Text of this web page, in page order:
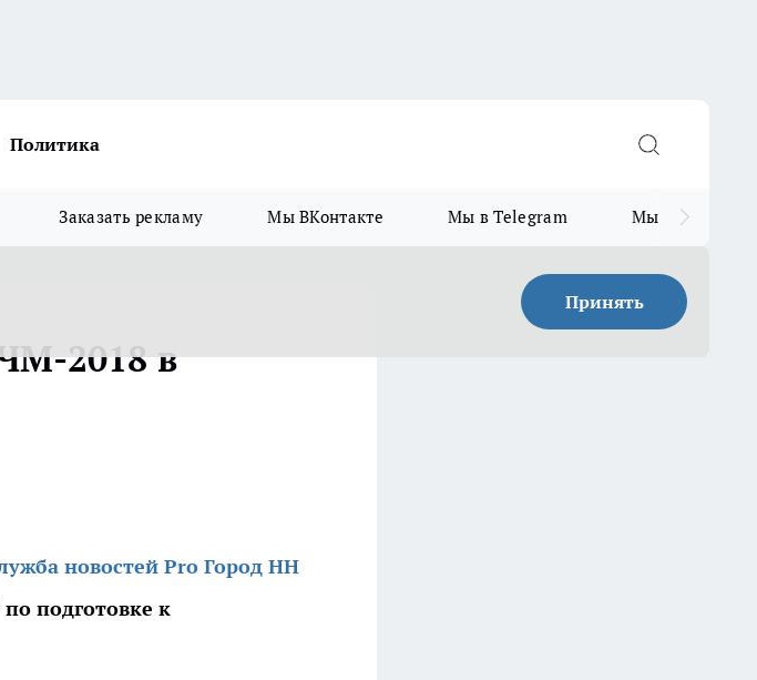
Политика
Заказать рекламу Мы ВКонтакте Мы в Telegram Мы в MAX
Принять
2018 в
новостей Pro Город НН
подготовке к